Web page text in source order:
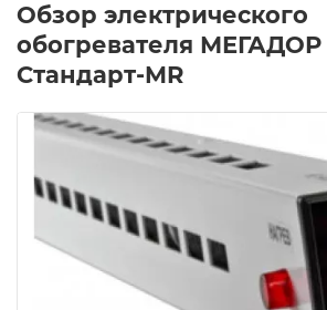
Обзор электрического
обогревателя МЕГАДОР
Стандарт-MR